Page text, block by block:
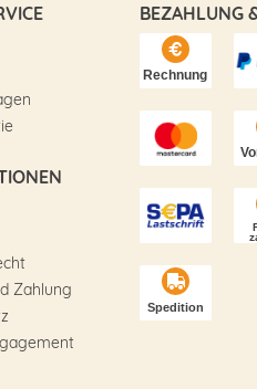
Zahlung
BEZAHLUNG